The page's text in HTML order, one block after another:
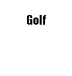
Golf